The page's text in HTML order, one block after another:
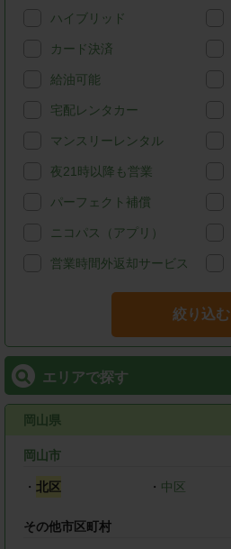
ハイブリッド
カード決済
給油可能
宅配レンタカー
マンスリーレンタル
夜21時以降も営業
パーフェクト補償
ニコパス（アプリ）
営業時間外返却サービス
絞り込む
エリアで探す
岡山県
岡山市
・ 北区 ・ 中区
その他市区町村